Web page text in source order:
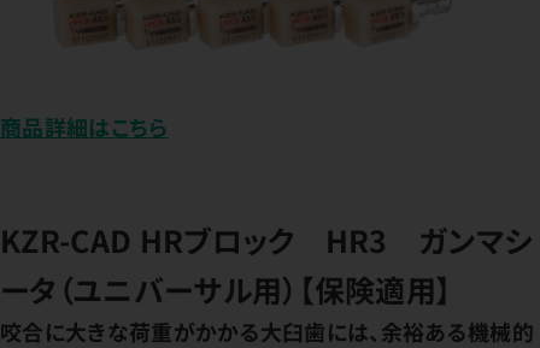
商品詳細はこちら
KZR-CAD HRブロック HR3 ガンマシ
ータ（ユニバーサル用）【保険適用】
咬合に大きな荷重がかかる大臼歯には、余裕ある機械的